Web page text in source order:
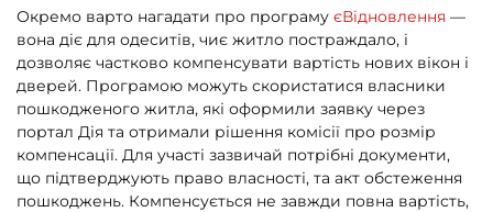
Окремо варто нагадати про програму єВідновлення —
вона діє для одеситів, чиє житло постраждало, і
дозволяє частково компенсувати вартість нових вікон і
дверей. Програмою можуть скористатися власники
пошкодженого житла, які оформили заявку через
портал Дія та отримали рішення комісії про розмір
компенсації. Для участі зазвичай потрібні документи,
що підтверджують право власності, та акт обстеження
пошкоджень. Компенсується не завжди повна вартість,